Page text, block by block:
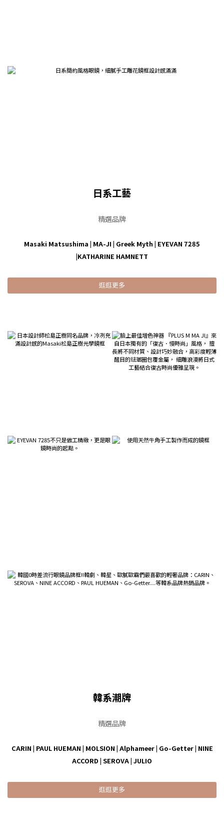
日系工藝
精選品牌
Masaki Matsushima | MA-JI | Greek Myth | EYEVAN 7285
|KATHARINE HAMNETT
逛逛更多
韓系潮牌
精選品牌
CARIN | PAUL HUEMAN | MOLSION | Alphameer| Go-Getter| NINE
ACCORD | SEROVA| JULIO
逛逛更多